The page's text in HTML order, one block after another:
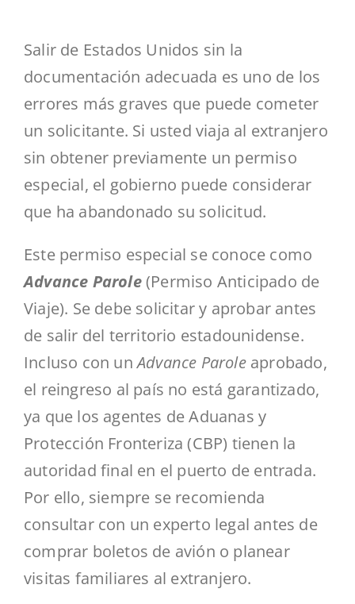
Salir de Estados Unidos sin la
documentación adecuada es uno de los
errores más graves que puede cometer
un solicitante. Si usted viaja al extranjero
sin obtener previamente un permiso
especial, el gobierno puede considerar
que ha abandonado su solicitud.
Este permiso especial se conoce como
Advance Parole(Permiso Anticipado de
Viaje). Se debe solicitar y aprobar antes
de salir del territorio estadounidense.
Incluso con unAdvance Paroleaprobado,
el reingreso al país no está garantizado,
ya que los agentes de Aduanas y
Protección Fronteriza (CBP) tienen la
autoridad final en el puerto de entrada.
Por ello, siempre se recomienda
consultar con un experto legal antes de
comprar boletos de avión o planear
visitas familiares al extranjero.